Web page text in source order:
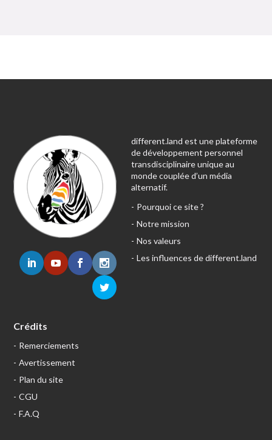
different.land est une plateforme
de développement personnel
transdisciplinaire unique au
monde couplée d’un média
alternatif.
Pourquoi ce site ?
Notre mission
Nos valeurs
Les influences de different.land
Crédits
Remerciements
Avertissement
Plan du site
CGU
F.A.Q